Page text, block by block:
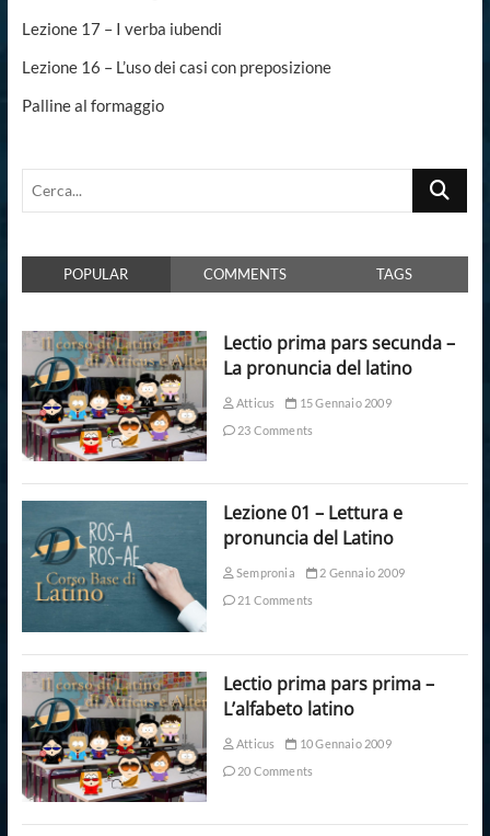
Lezione 17 – I verba iubendi
Lezione 16 – L’uso dei casi con preposizione
Palline al formaggio
Cerca...
POPULAR COMMENTS TAGS
Lectio prima pars secunda –
La pronuncia del latino
Atticus
15 Gennaio 2009
23 Comments
Lezione 01 – Lettura e
pronuncia del Latino
Sempronia
2 Gennaio 2009
21 Comments
Lectio prima pars prima –
L’alfabeto latino
Atticus
10 Gennaio 2009
20 Comments